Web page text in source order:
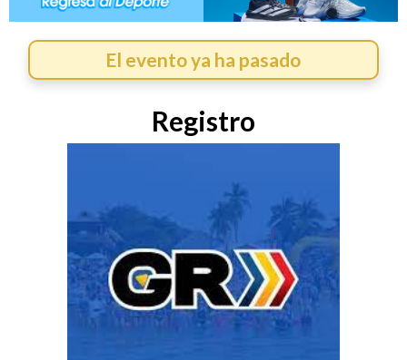
El evento ya ha pasado
Registro